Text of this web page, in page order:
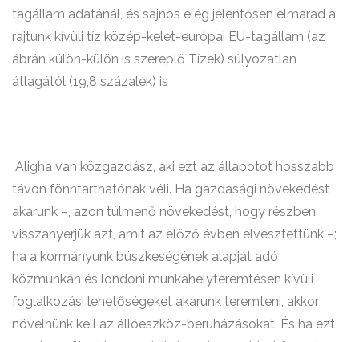
tagállam adatánál, és sajnos elég jelentősen elmarad a
rajtunk kívüli tíz közép-kelet-európai EU-tagállam (az
ábrán külön-külön is szereplő Tízek) súlyozatlan
átlagától (19,8 százalék) is
Aligha van közgazdász, aki ezt az állapotot hosszabb
távon fönntarthatónak véli. Ha gazdasági növekedést
akarunk –, azon túlmenő növekedést, hogy részben
visszanyerjük azt, amit az előző évben elvesztettünk –;
ha a kormányunk büszkeségének alapját adó
közmunkán és londoni munkahelyteremtésen kívüli
foglalkozási lehetőségeket akarunk teremteni, akkor
növelnünk kell az állóeszköz-beruházásokat. És ha ezt